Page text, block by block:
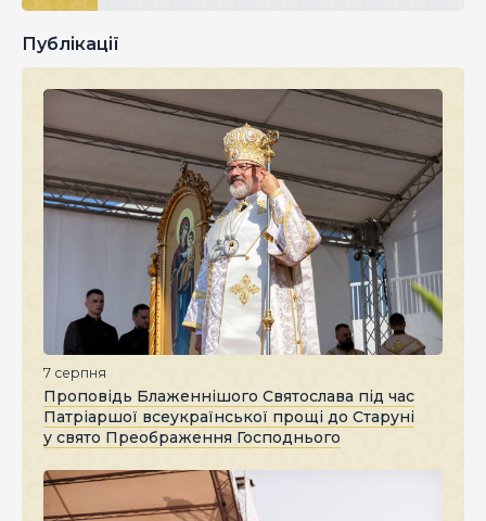
Публікації
7 серпня
Проповідь Блаженнішого Святослава під час
Патріаршої всеукраїнської прощі до Старуні
у свято Преображення Господнього